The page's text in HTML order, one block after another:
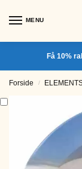
MENU
Få 10%
Forside /